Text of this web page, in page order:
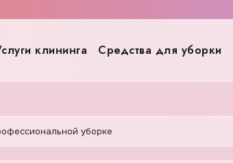
клининга Средства для уборки
уборке